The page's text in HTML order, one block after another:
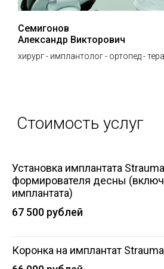
Семигонов
Александр Викторович
хирург - имплантолог - ортопед -
Установка имплантата
формирователя десны
имплантата)
67 500 рублей
Коронка на имплантат